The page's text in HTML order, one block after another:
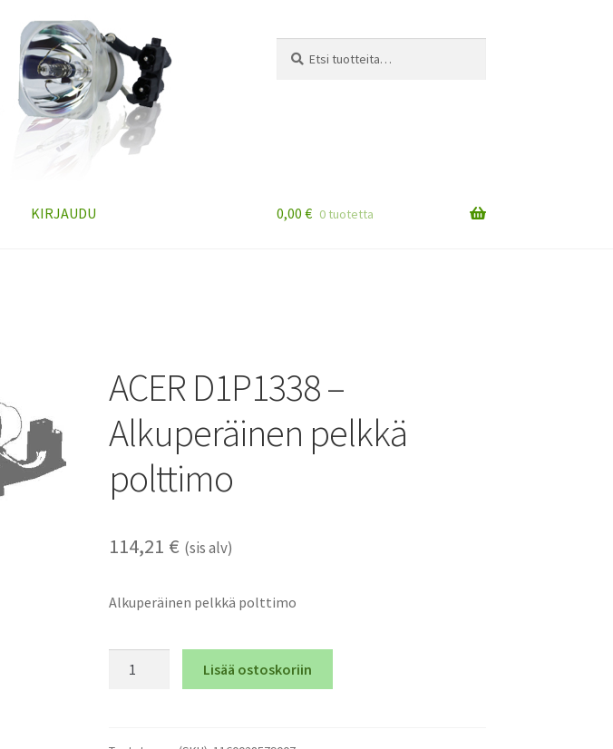
KIRJAUDU 0,00 € 0 tuotetta
ACER D1P1338 –
Alkuperäinen pelkkä
polttimo
114,21 € (sis alv)
Alkuperäinen pelkkä polttimo
Lisää ostoskoriin